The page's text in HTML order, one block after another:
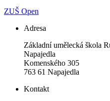
ZUŠ Open
Adresa
Základní umělecká škola
Napajedla
Komenského 305
763 61 Napajedla
Kontakt